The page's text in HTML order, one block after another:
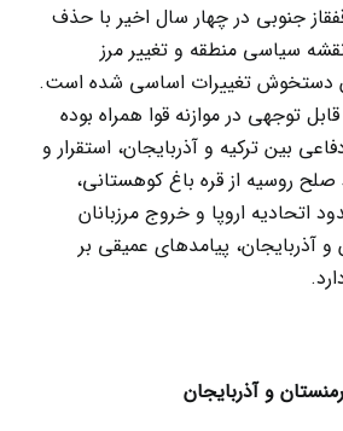
جنوبی در چهار سال اخیر با حذف
سیاسی منطقه و تغییر مرز
دستخوش تغییرات اساسی شده است.
قابل توجهی در موازنه قوا همراه بوده
بین ترکیه و آذربایجان، استقرار و
روسیه از قره باغ کوهستانی،
اتحادیه اروپا و خروج مرزبانان
و آذربایجان، پیامدهای عمیقی بر
و آذربایجان